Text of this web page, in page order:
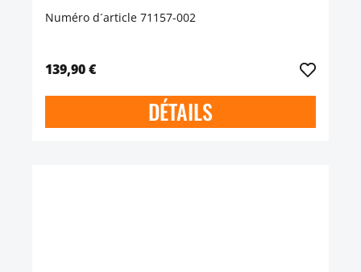
Numéro d´article 71157-002
139,90 €
DÉTAILS